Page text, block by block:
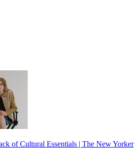
of Cultural Essentials | The New Yorker